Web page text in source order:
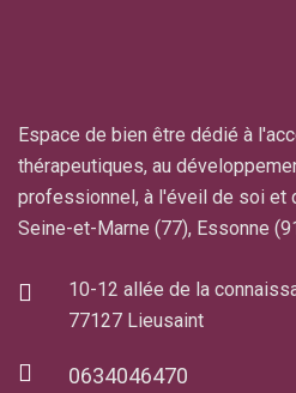
Espace de bien être dédié à
thérapeutiques, au
professionnel, à l'éveil de soi et
Seine-et-Marne (77), Essonne
10-12 allée de la
77127 Lieusaint
0634046470